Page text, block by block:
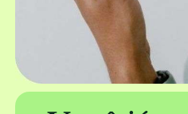
A EUCATRATUS
furados?
Além de fornecer a
também elabora